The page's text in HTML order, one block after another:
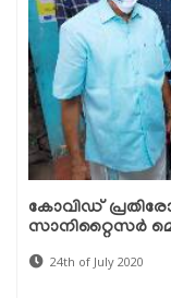
കോവിഡ്
സാനിറ്റൈസര്‍
24th of July 2020